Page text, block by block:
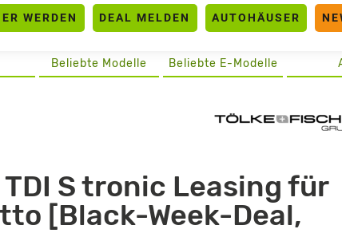
WERDEN DEAL MELDEN AUTOHÄUSER
Beliebte E-Modelle
Beliebte Modelle
S tronic Leasing für
[Black-Week-Deal,